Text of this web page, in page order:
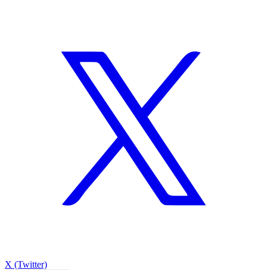
X (Twitter)